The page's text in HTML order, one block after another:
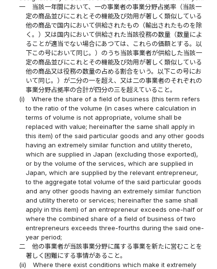
一
当該一年間において、一の事業者の事業分野占拠率（当該一
定の商品並びにこれとその機能及び効用が著しく類似している
他の商品で国内において供給されたもの（輸出されたものを除
く。）又は国内において供給された当該役務の数量（数量によ
ることが適当でない場合にあつては、これらの価額とする。以
下この号において同じ。）のうち当該事業者が供給した当該一
定の商品並びにこれとその機能及び効用が著しく類似している
他の商品又は役務の数量の占める割合をいう。以下この号にお
いて同じ。）が二分の一を超え、又は二の事業者のそれぞれの
事業分野占拠率の合計が四分の三を超えていること。
(i)
Where the share of a field of business (this term refers
to the ratio of the volume (in cases where calculation in
terms of volume is not appropriate, volume shall be
replaced with value; hereinafter the same shall apply in
this item) of the said particular goods and any other goods
having an extremely similar function and utility thereto,
which are supplied in Japan (excluding those exported),
or by the volume of the services, which are supplied in
Japan, which are supplied by the relevant entrepreneur,
to the aggregate total volume of the said particular goods
and any other goods having an extremely similar function
and utility thereto or services; hereinafter the same shall
apply in this item) of an entrepreneur exceeds one-half or
where the combined share of a field of business of two
entrepreneurs exceeds three-fourths during the said one-
year period;
二
他の事業者が当該事業分野に属する事業を新たに営むことを
著しく困難にする事情があること。
(ii)
Where there exist conditions which make it extremely